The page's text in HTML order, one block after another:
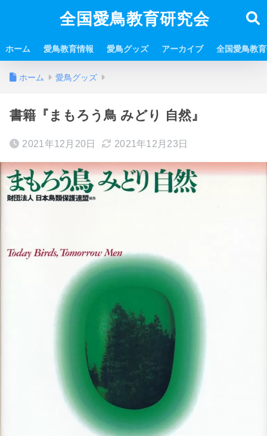
全国愛鳥教育研究会
ホーム 愛鳥教育情報 愛鳥グッズ アーカイブ 全国愛鳥教
ホーム 愛鳥グッズ
書籍『まもろう鳥 みどり 自然』
2021年12月20日 2021年12月23日